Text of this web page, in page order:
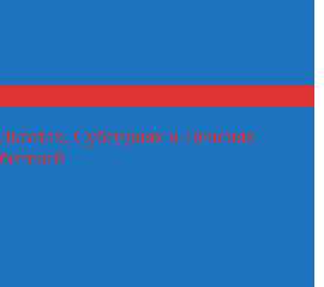
Субсидиях и Пенсиях